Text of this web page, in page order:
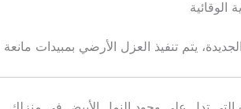
يتم تنفيذ العزل الأرضي بمبيدات